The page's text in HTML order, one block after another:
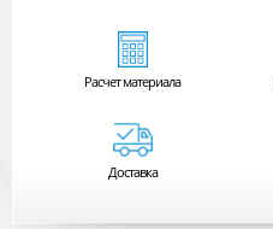
Расчетматериала
Доставка